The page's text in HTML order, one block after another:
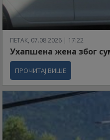
ПЕТАК, 07.08.2026 | 17:22
Ухапшена жена због
ПРОЧИТАЈ ВИШЕ